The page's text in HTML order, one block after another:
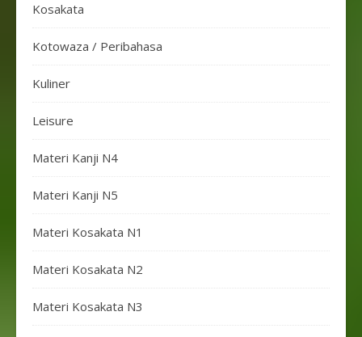
Kosakata
Kotowaza / Peribahasa
Kuliner
Leisure
Materi Kanji N4
Materi Kanji N5
Materi Kosakata N1
Materi Kosakata N2
Materi Kosakata N3